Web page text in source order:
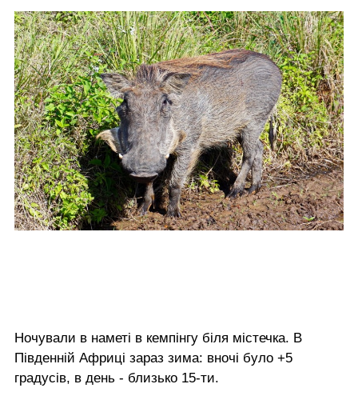
Ночували в наметі в кемпінгу біля містечка. В
Південній Африці зараз зима: вночі було +5
градусів, в день - близько 15-ти.